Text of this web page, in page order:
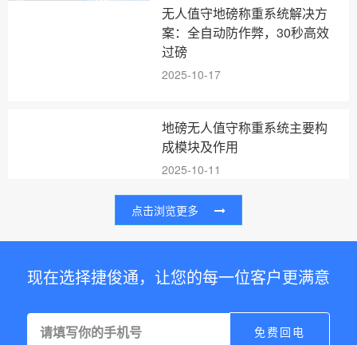
无人值守地磅称重系统解决方
案：全自动防作弊，30秒高效
过磅
2025-10-17
地磅无人值守称重系统主要构
成模块及作用
2025-10-11
点击浏览更多
现在选择捷俊通，让您的每一位客户更满意